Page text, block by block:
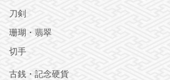
刀剣
珊瑚・翡翠
切手
古銭・記念硬貨